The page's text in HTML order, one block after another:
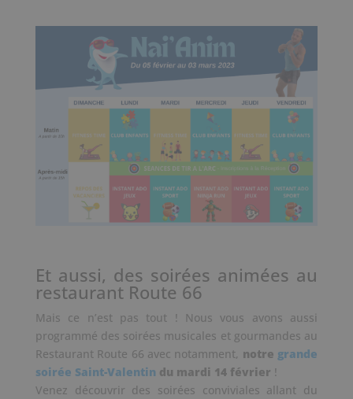
Et aussi, des soirées animées au
restaurant Route 66
Mais ce n’est pas tout ! Nous vous avons aussi
programmé des soirées musicales et gourmandes au
Restaurant Route 66 avec notamment, notre grande
soirée Saint-Valentin du mardi 14 février !
Venez découvrir des soirées conviviales allant du